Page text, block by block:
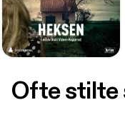
Ofte stilte